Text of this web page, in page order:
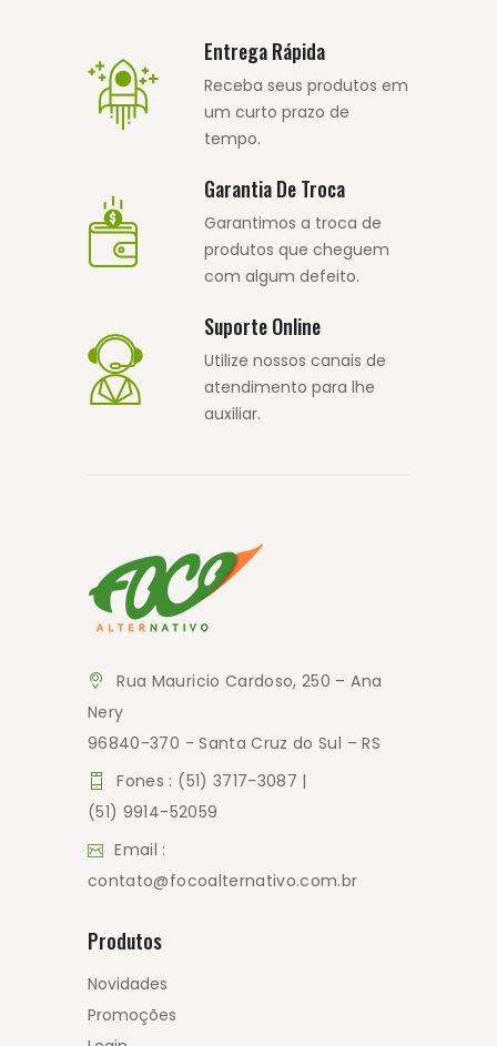
Entrega Rápida
Receba seus produtos em
um curto prazo de
tempo.
Garantia De Troca
Garantimos a troca de
produtos que cheguem
com algum defeito.
Suporte Online
Utilize nossos canais de
atendimento para lhe
auxiliar.
Rua Mauricio Cardoso, 250 – Ana
Nery
96840-370 - Santa Cruz do Sul – RS
Fones : (51) 3717-3087 |
(51) 9914-52059
Email :
contato@focoalternativo.com.br
Produtos
Novidades
Promoções